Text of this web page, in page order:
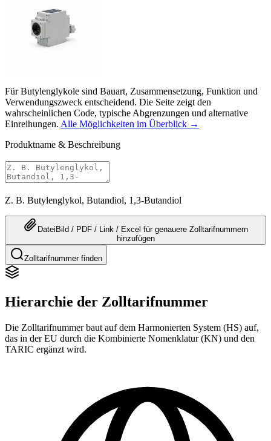
Für Butylenglykole sind Bauart, Zusammensetzung, Funktion und
Verwendungszweck entscheidend. Die Seite zeigt den
wahrscheinlichen Code, typische Abgrenzungen und alternative
Einreihungen. Alle Möglichkeiten im Überblick →
Produktname & Beschreibung
Z. B. Butylenglykol, Butandiol, 1,3-Butandiol
Datei Bild / PDF / Link / Excel für genauere Zolltarifnummern
hinzufügen
Zolltarifnummer finden
Hierarchie der Zolltarifnummer
Die Zolltarifnummer baut auf dem Harmonierten System (HS) auf,
das in der EU durch die Kombinierte Nomenklatur (KN) und den
TARIC ergänzt wird.